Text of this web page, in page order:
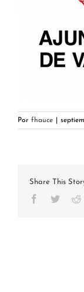
Por fhauce
Share This
Facebook
Twitter